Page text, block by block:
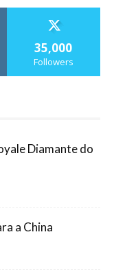
35,000
Followers
Diamante do
a China